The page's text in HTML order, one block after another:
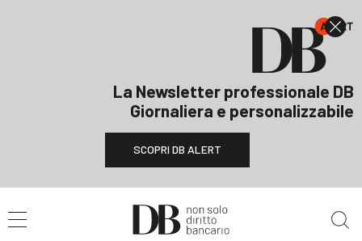
La Newsletter professionale DB
Giornaliera e personalizzabile
SCOPRI DB ALERT